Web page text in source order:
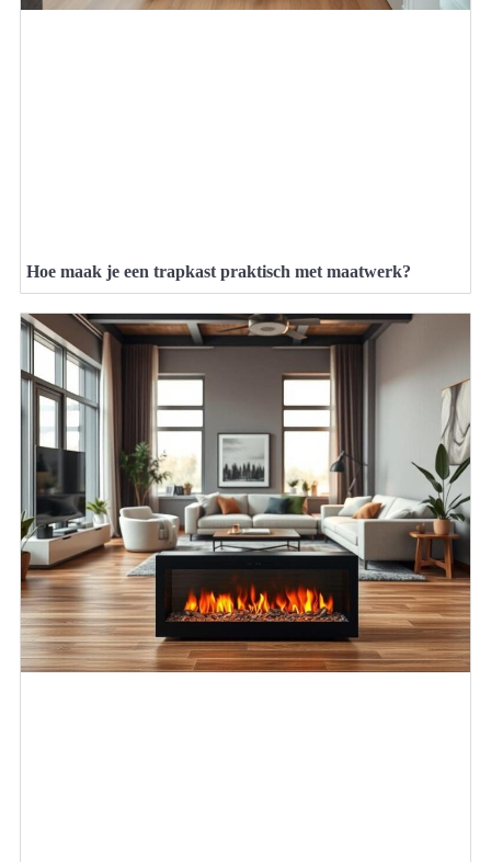
Hoe maak je een trapkast praktisch met maatwerk?